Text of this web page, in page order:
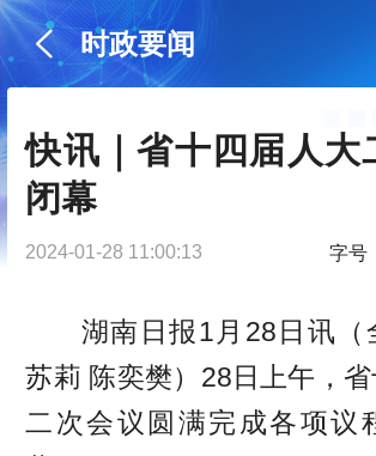
时政要闻
快讯｜省十四届人大
闭幕
2024-01-28 11:00:13 字号
湖南日报1月28日讯（
苏莉 陈奕樊）28日上午，
二次会议圆满完成各项议